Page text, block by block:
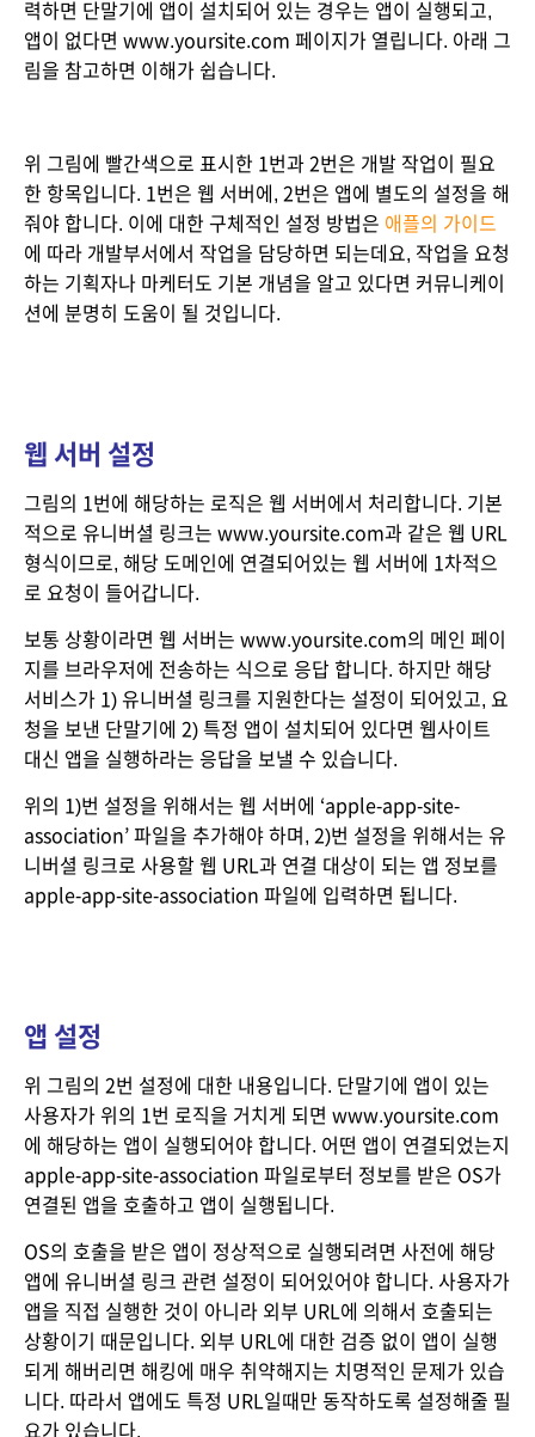
력하면 단말기에 앱이 설치되어 있는 경우는 앱이 실행되고,
앱이 없다면 www.yoursite.com 페이지가 열립니다. 아래 그
림을 참고하면 이해가 쉽습니다.
위 그림에 빨간색으로 표시한 1번과 2번은 개발 작업이 필요
한 항목입니다. 1번은 웹 서버에, 2번은 앱에 별도의 설정을 해
줘야 합니다. 이에 대한 구체적인 설정 방법은 애플의 가이드
에 따라 개발부서에서 작업을 담당하면 되는데요, 작업을 요청
하는 기획자나 마케터도 기본 개념을 알고 있다면 커뮤니케이
션에 분명히 도움이 될 것입니다.
웹 서버 설정
그림의 1번에 해당하는 로직은 웹 서버에서 처리합니다. 기본
적으로 유니버셜 링크는 www.yoursite.com과 같은 웹 URL
형식이므로, 해당 도메인에 연결되어있는 웹 서버에 1차적으
로 요청이 들어갑니다.
보통 상황이라면 웹 서버는 www.yoursite.com의 메인 페이
지를 브라우저에 전송하는 식으로 응답 합니다. 하지만 해당
서비스가 1) 유니버셜 링크를 지원한다는 설정이 되어있고, 요
청을 보낸 단말기에 2) 특정 앱이 설치되어 있다면 웹사이트
대신 앱을 실행하라는 응답을 보낼 수 있습니다.
위의 1)번 설정을 위해서는 웹 서버에 ‘apple-app-site-
association’ 파일을 추가해야 하며, 2)번 설정을 위해서는 유
니버셜 링크로 사용할 웹 URL과 연결 대상이 되는 앱 정보를
apple-app-site-association 파일에 입력하면 됩니다.
앱 설정
위 그림의 2번 설정에 대한 내용입니다. 단말기에 앱이 있는
사용자가 위의 1번 로직을 거치게 되면 www.yoursite.com
에 해당하는 앱이 실행되어야 합니다. 어떤 앱이 연결되었는지
apple-app-site-association 파일로부터 정보를 받은 OS가
연결된 앱을 호출하고 앱이 실행됩니다.
OS의 호출을 받은 앱이 정상적으로 실행되려면 사전에 해당
앱에 유니버셜 링크 관련 설정이 되어있어야 합니다. 사용자가
앱을 직접 실행한 것이 아니라 외부 URL에 의해서 호출되는
상황이기 때문입니다. 외부 URL에 대한 검증 없이 앱이 실행
되게 해버리면 해킹에 매우 취약해지는 치명적인 문제가 있습
니다. 따라서 앱에도 특정 URL일때만 동작하도록 설정해줄 필
요가 있습니다.